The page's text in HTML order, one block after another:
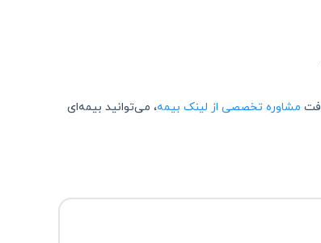
مشاوره تخصصی از لینک بیمه، می‌توانید بیمه‌ای